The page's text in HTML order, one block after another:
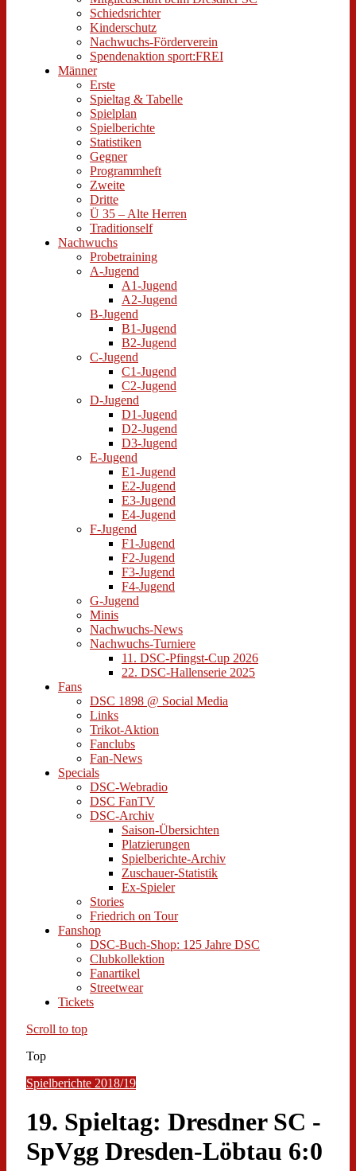
Schiedsrichter
Kinderschutz
Nachwuchs-Förderverein
Spendenaktion sport:FREI
Männer
Erste
Spieltag & Tabelle
Spielplan
Spielberichte
Statistiken
Gegner
Programmheft
Zweite
Dritte
Ü 35 – Alte Herren
Traditionself
Nachwuchs
Probetraining
A-Jugend
A1-Jugend
A2-Jugend
B-Jugend
B1-Jugend
B2-Jugend
C-Jugend
C1-Jugend
C2-Jugend
D-Jugend
D1-Jugend
D2-Jugend
D3-Jugend
E-Jugend
E1-Jugend
E2-Jugend
E3-Jugend
E4-Jugend
F-Jugend
F1-Jugend
F2-Jugend
F3-Jugend
F4-Jugend
G-Jugend
Minis
Nachwuchs-News
Nachwuchs-Turniere
11. DSC-Pfingst-Cup 2026
22. DSC-Hallenserie 2025
Fans
DSC 1898 @ Social Media
Links
Trikot-Aktion
Fanclubs
Fan-News
Specials
DSC-Webradio
DSC FanTV
DSC-Archiv
Saison-Übersichten
Platzierungen
Spielberichte-Archiv
Zuschauer-Statistik
Ex-Spieler
Stories
Friedrich on Tour
Fanshop
DSC-Buch-Shop: 125 Jahre DSC
Clubkollektion
Fanartikel
Streetwear
Tickets
Scroll to top
Top
Spielberichte 2018/19
19. Spieltag: Dresdner SC -
SpVgg Dresden-Löbtau 6:0